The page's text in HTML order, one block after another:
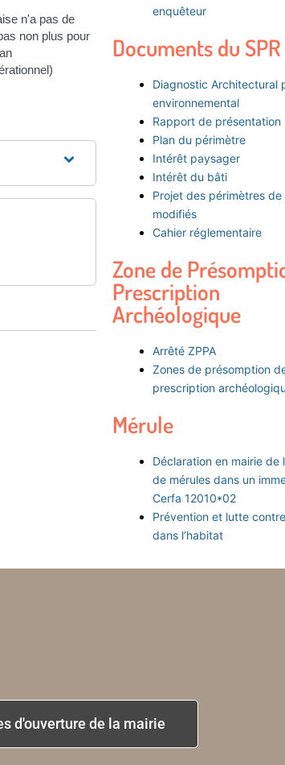
n'a pas de
non plus pour
enquêteur
Documents du
Diagnostic Architectural
environnemental
Rapport de présentation
Plan du périmètre
Intérêt paysager
Intérêt du bâti
Projet des périmètres
modifiés
Cahier réglementaire
Zone de
Prescription
Archéologique
Arrêté ZPPA
Zones de présomption
prescription
Mérule
Déclaration en mairie de
de mérules dans un
Cerfa 12010*02
Prévention et lutte
dans l’habitat
d'ouverture de la mairie